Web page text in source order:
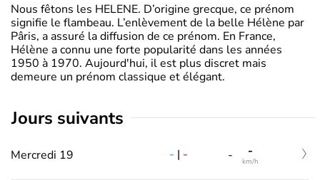
Nous fêtons les HELENE. D’origine grecque, ce prénom
signifie le flambeau. L’enlèvement de la belle Hélène par
Pâris, a assuré la diffusion de ce prénom. En France,
Hélène a connu une forte popularité dans les années
1950 à 1970. Aujourd'hui, il est plus discret mais
demeure un prénom classique et élégant.
jours suivants
Mercredi 19 - | - - -
km/h